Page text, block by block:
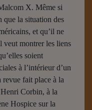
X. Même si
que la situation des
et qu’il ne
veut montrer les liens
soient
à l’intérieur d’un
revue fait place à la
Corbin, à la
Hospice sur la